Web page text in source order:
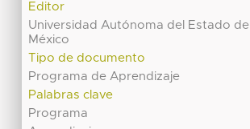
Editor
Universidad Autónoma del Estado de
México
Tipo de documento
Programa de Aprendizaje
Palabras clave
Programa